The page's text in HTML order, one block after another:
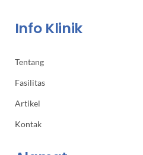
Info Klinik
Tentang
Fasilitas
Artikel
Kontak